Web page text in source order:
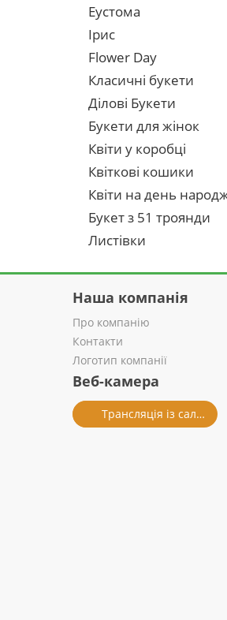
Еустома
Ірис
Flower Day
Класичні букети
Ділові Букети
Букети для жінок
Квіти у коробці
Квіткові кошики
Квіти на день
Букет з 51 троянди
Листівки
Наша компанія
Про компанію
Контакти
Логотип компанії
Веб-камера
Трансляція із салону